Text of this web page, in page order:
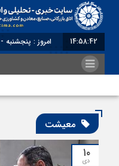
14:58:43 امروز : پنجشنبه - ۱۵ مرداد - ۱۴۰۵
معیشت
۱۰
دی